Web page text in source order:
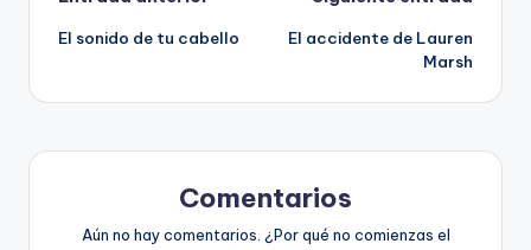
de
entradas
El sonido de tu cabello
El accidente de Lauren
Marsh
Comentarios
Aún no hay comentarios. ¿Por qué no comienzas el